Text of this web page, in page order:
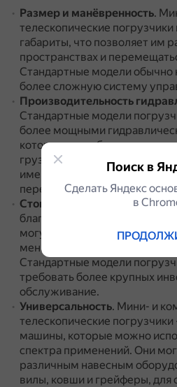
Размер и манёвренность.
телескопические
габариты, что позволяет им
пространствах и
Стандартные модели обычно
более сложную систему
Производительность
Стандартные модели
более мощными
которые способны
грузы на большие расстояния.
имеют ограниченную
перемещения.
Стоимость и обслуживание.
благодаря своим небольшим
могут быть более
меньших затрат на
Стандартные модели
требовать более крупных
обслуживание.
Универсальность. Мини- и
телескопические
машины, которые можно
спектра применений. Они
различным навесным
вилы, ковши и грейферы, для
Поиск в
Сделать Яндекс
в